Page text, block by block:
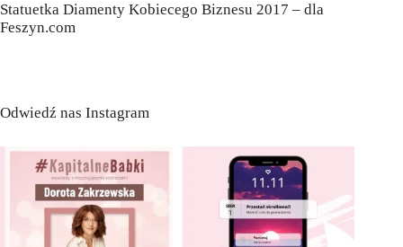
Statuetka Diamenty Kobiecego Biznesu 2017 – dla
Feszyn.com
Odwiedź nas Instagram